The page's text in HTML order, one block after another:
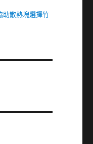
助散熱塊選擇竹